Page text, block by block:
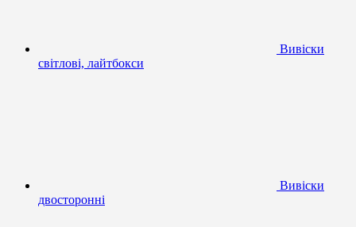
Вивіски
світлові, лайтбокси
Вивіски
двосторонні